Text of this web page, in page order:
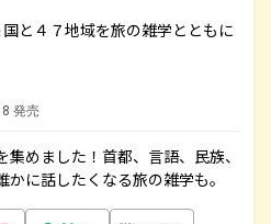
国と４７地域を旅の雑学とともに
発売
めました！首都、言語、民族、
に話したくなる旅の雑学も。